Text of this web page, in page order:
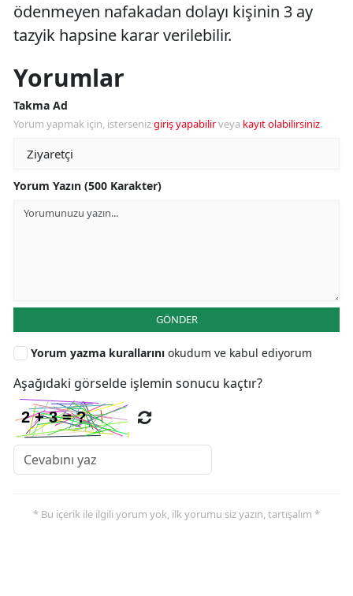
ödenmeyen nafakadan dolayı kişinin 3 ay
tazyik hapsine karar verilebilir.
Yorumlar
Takma Ad
Yorum yapmak için, istersenizgiriş yapabilirveya kayıt olabilirsiniz.
Yorum Yazın (500 Karakter)
GÖNDER
Yorum yazma kurallarını okudum ve kabul ediyorum
Aşağıdaki görselde işlemin sonucu kaçtır?
* Bu içerik ile ilgili yorum yok, ilk yorumu siz yazın, tartışalım *